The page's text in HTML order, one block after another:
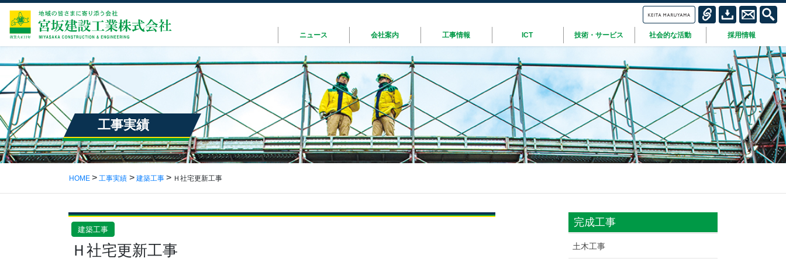
ニュース 会社案内 工事情報 ICT 技術・サービス 社会的な活動 採用情報
工事実績
HOME 工事実績 建築工事 Ｈ社宅更新工事
建築工事
Ｈ社宅更新工事
完成工事
土木工事